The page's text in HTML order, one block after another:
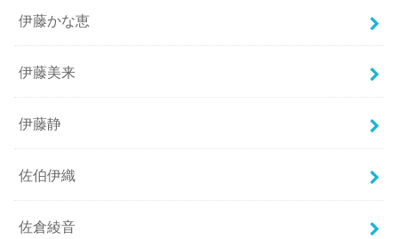
伊藤かな恵
伊藤美来
伊藤静
佐伯伊織
佐倉綾音